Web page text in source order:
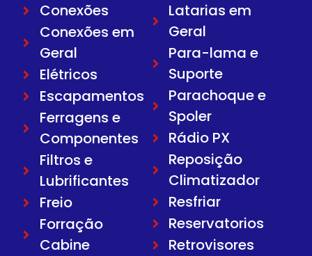
Conexões
Conexões em
Geral
Elétricos
Escapamentos
Ferragens e
Componentes
Filtros e
Lubrificantes
Freio
Forração
Cabine
Latarias em
Geral
Para-lama e
Suporte
Parachoque e
Spoler
Rádio PX
Reposição
Climatizador
Resfriar
Reservatorios
Retrovisores